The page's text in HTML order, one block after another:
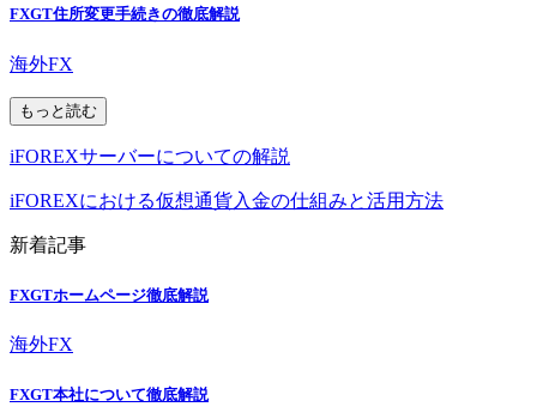
FXGT住所変更手続きの徹底解説
海外FX
もっと読む
iFOREXサーバーについての解説
iFOREXにおける仮想通貨入金の仕組みと活用方法
新着記事
FXGTホームページ徹底解説
海外FX
FXGT本社について徹底解説